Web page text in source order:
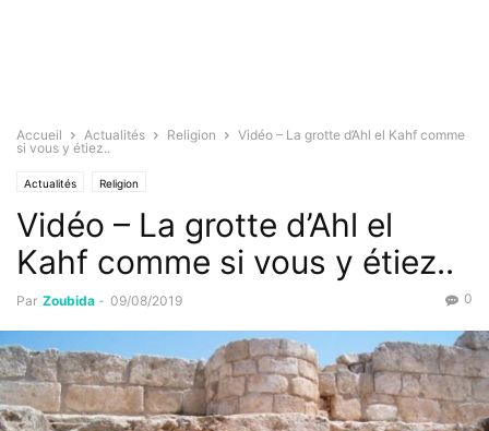
Accueil Actualités Religion
Vidéo – La grotte d’Ahl el Kahf comme
si vous y étiez..
Actualités Religion
Vidéo – La grotte d’Ahl el
Kahf comme si vous y étiez..
Par Zoubida - 09/08/2019 0